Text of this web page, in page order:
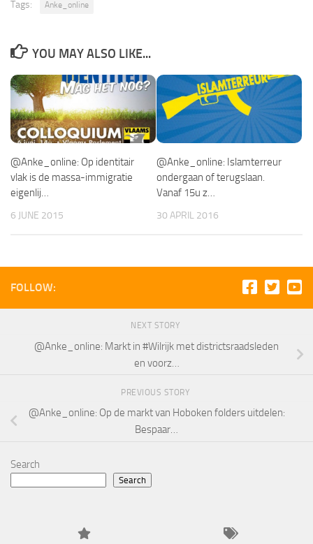
Tags: Anke_online
YOU MAY ALSO LIKE...
@Anke_online: Op identitair
vlak is de massa-immigratie
eigenlij…
6 JUNE 2015
@Anke_online: Islamterreur
ondergaan of terugslaan.
Vanaf 15u z…
30 APRIL 2016
FOLLOW:
NEXT STORY
@Anke_online: Markt in #Wilrijk met districtsraadsleden
en voorz…
PREVIOUS STORY
@Anke_online: Op de markt van Hoboken folders uitdelen:
Bespaar…
Search
Search